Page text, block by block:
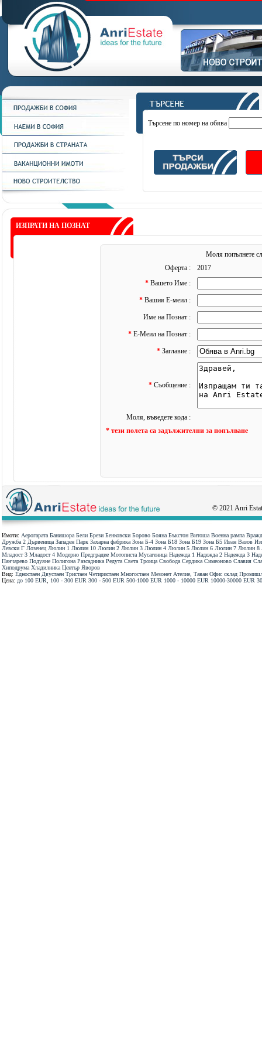
Търсене по номер на обява
ИЗПРАТИ НА ПОЗНАТ
Моля попълнете
Оферта :
2017
* Вашето Име :
* Вашия Е-меил :
Име на Познат :
* Е-Меил на Познат :
* Заглавие :
* Съобщение :
Моля, въведете кода :
* тези полета са задължителни за попълване
© 2021 Anri
Имоти: Аерогарата Банишора Бели Брези Бенковски Борово Бояна Бъкстон Витоша Военна рампа
Дружба 2 Дървеница Западен Парк Захарна фабрика Зона Б-4 Зона Б18 Зона Б19 Зона Б5 Иван Вазов
Левски Г Лозенец Люлин 1 Люлин 10 Люлин 2 Люлин 3 Люлин 4 Люлин 5 Люлин 6 Люлин 7 Люлин 8
Младост 3 Младост 4 Модерно Предградие Мотописта Мусагеница Надежда 1 Надежда 2 Надежда 3
Панчарево Подуяне Полигона Разсадника Редута Света Троица Свобода Сердика Симеоново Славия
Хиподрума Хладилника Център Яворов
Вид: Едностаен Двустаен Тристаен Четиристаен Многостаен Мезонет Ателие, Таван Офис склад
Цена: до 100 ЕUR 100 - 300 ЕUR 300 - 500 ЕUR 500-1000 ЕUR 1000 - 10000 ЕUR 10000-30000 ЕUR